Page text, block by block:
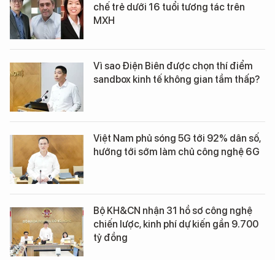
chế trẻ dưới 16 tuổi tương tác trên
MXH
Vì sao Điện Biên được chọn thí điểm
sandbox kinh tế không gian tầm thấp?
Việt Nam phủ sóng 5G tới 92% dân số,
hướng tới sớm làm chủ công nghệ 6G
Bộ KH&CN nhận 31 hồ sơ công nghệ
chiến lược, kinh phí dự kiến gần 9.700
tỷ đồng